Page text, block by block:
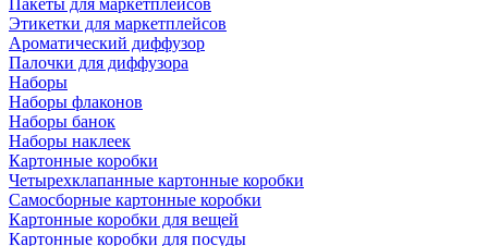
Пакеты для маркетплейсов
Этикетки для маркетплейсов
Ароматический диффузор
Палочки для диффузора
Наборы
Наборы флаконов
Наборы банок
Наборы наклеек
Картонные коробки
Четырехклапанные картонные коробки
Самосборные картонные коробки
Картонные коробки для вещей
Картонные коробки для посуды